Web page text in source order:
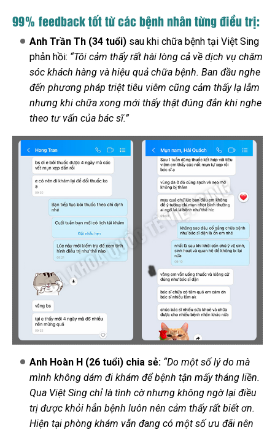
99% feedback tốt từ các bệnh nhân từng điều trị:
Anh Trần Th (34 tuổi) sau khi chữa bệnh tại Việt Sing
phản hồi: “Tôi cảm thấy rất hài lòng cả về dịch vụ chăm
sóc khách hàng và hiệu quả chữa bệnh. Ban đầu nghe
đến phương pháp triệt tiêu viêm cũng cảm thấy lạ lẫm
nhưng khi chữa xong mới thấy thật đúng đắn khi nghe
theo tư vấn của bác sĩ.”
Anh Hoàn H (26 tuổi) chia sẻ: “Do một số lý do mà
mình không dám đi khám để bệnh tận mấy tháng liền.
Qua Việt Sing chỉ là tình cờ nhưng không ngờ lại điều
trị được khỏi hẳn bệnh luôn nên cảm thấy rất biết ơn.
Hiện tại phòng khám vẫn đang có một số ưu đãi nên